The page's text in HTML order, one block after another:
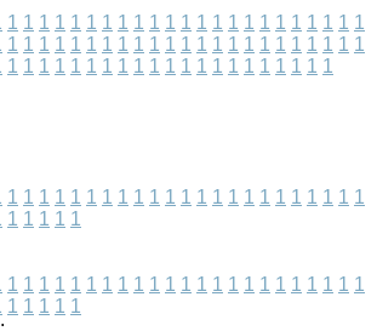
1 1 1 1 1 1 1 1 1 1 1 1 1 1 1 1 1 1 1 1 1 1 1
1 1 1 1 1 1 1 1 1 1 1 1 1 1 1 1 1 1 1 1 1 1 1
1 1 1 1 1 1 1 1 1 1 1 1 1 1 1 1 1 1 1 1 1
1 1 1 1 1 1 1 1 1 1 1 1 1 1 1 1 1 1 1 1 1 1 1
1 1 1 1 1
1 1 1 1 1 1 1 1 1 1 1 1 1 1 1 1 1 1 1 1 1 1 1
1 1 1 1 1